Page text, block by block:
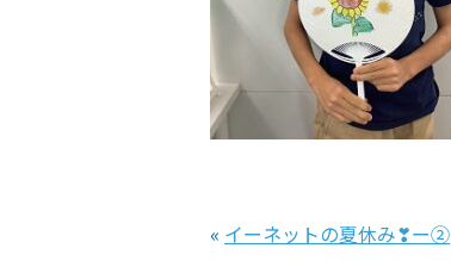
« イーネットの夏休み❣ー②